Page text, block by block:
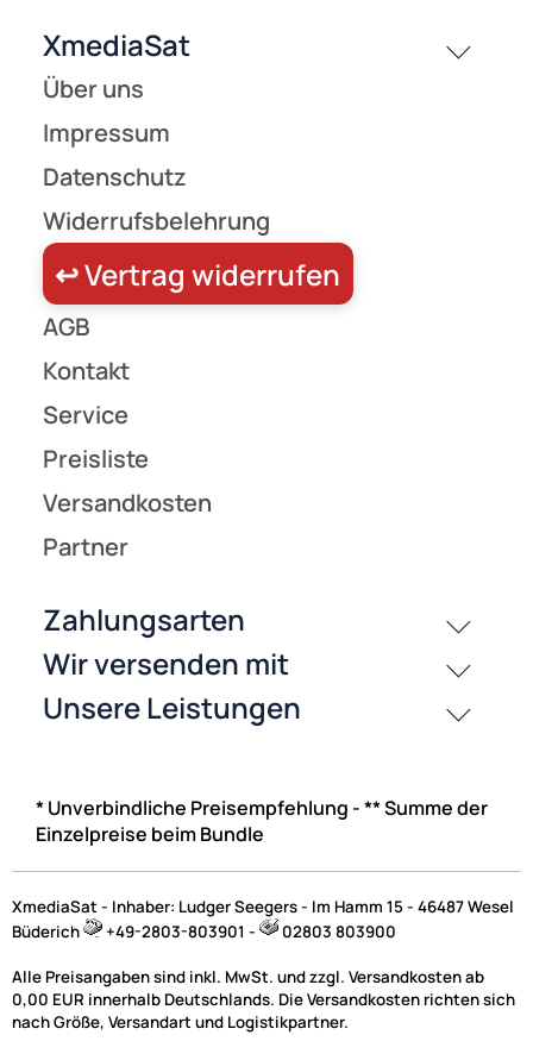
Zahlungsarten
Unsere Leistungen
* Unverbindliche Preisempfehlung - ** Summe der
Einzelpreise beim Bundle
XmediaSat - Inhaber: Ludger Seegers - Im Hamm 15 - 46487 Wesel
Büderich
+49-2803-803901 - 02803 803900
Alle Preisangaben sind inkl. MwSt. und zzgl. Versandkosten ab
0,00 EUR innerhalb Deutschlands. Die Versandkosten richten sich
nach Größe, Versandart und Logistikpartner.